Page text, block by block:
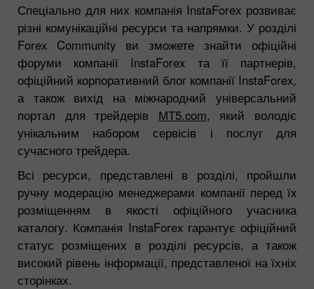
Спеціально для них компанія InstaForex розвиває
різні комунікаційні ресурси та напрямки. У розділі
Forex Community ви зможете знайти офіційні
форуми компанії InstaForex та її партнерів,
офіційний корпоративний блог компанії InstaForex,
а також вихід на міжнародний універсальний
портал для трейдерів МТ5.com, який володіє
унікальним набором сервісів і послуг для
сучасного трейдера.
Всі ресурси, представлені в розділі, пройшли
ручну модерацію менеджерами компанії перед їx
розміщенням в якості офіційного учасника
каталогу. Компанія InstaForex гарантує офіційний
статус розміщених в розділі ресурсів, а також
високий рівень інформації, представленої на їхніх
сторінках.